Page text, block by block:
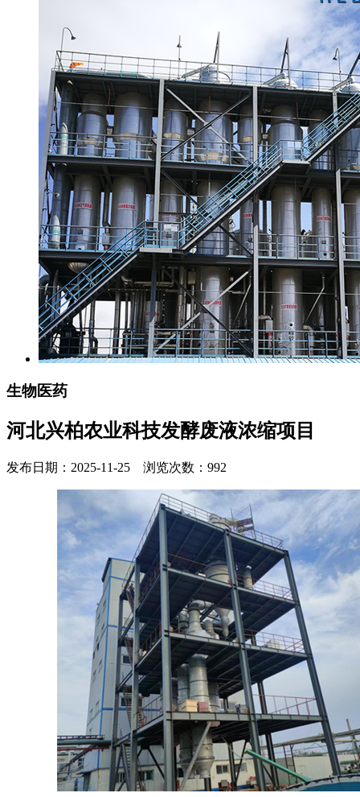
生物医药
河北兴柏农业科技发酵废液浓缩项目
发布日期：2025-11-25 浏览次数：992